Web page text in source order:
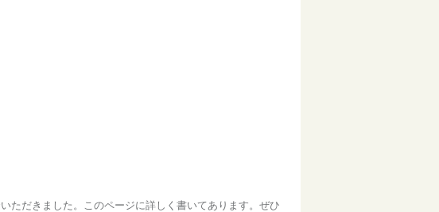
ただきました。このページに詳しく書いてあります。ぜひ